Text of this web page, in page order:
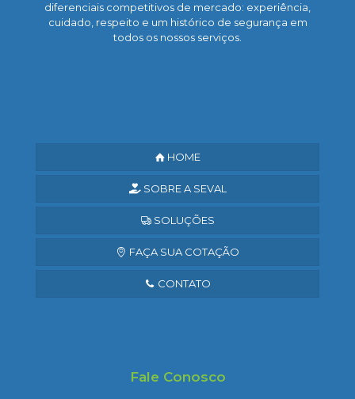
diferenciais competitivos de mercado: experiência,
cuidado, respeito e um histórico de segurança em
todos os nossos serviços.
HOME
SOBRE A SEVAL
SOLUÇÕES
FAÇA SUA COTAÇÃO
CONTATO
Fale Conosco